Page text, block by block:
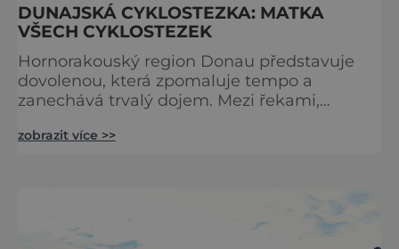
DUNAJSKÁ CYKLOSTEZKA: MATKA
VŠECH CYKLOSTEZEK
Hornorakouský region Donau představuje
dovolenou, která zpomaluje tempo a
zanechává trvalý dojem. Mezi řekami,
propojují pohyb, příroda, gastronomie a
cyklistických výletech podél řek, pěších
túrách s dalekými výhledy, rodinnýc
zobrazit více >>